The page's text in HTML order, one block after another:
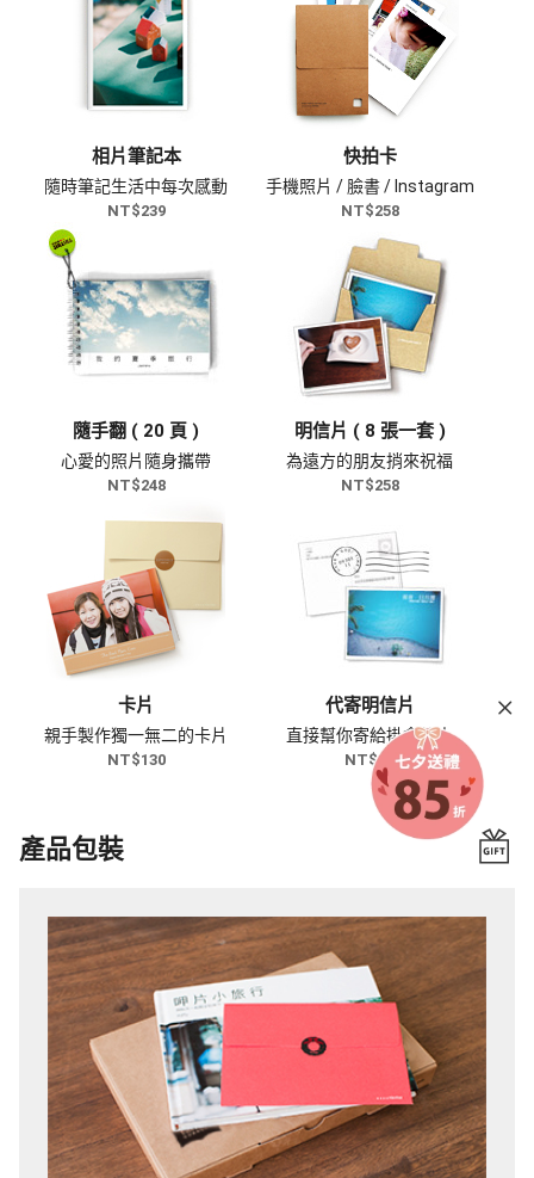
相片筆記本
隨時筆記生活中每次感動
NT$239
快拍卡
手機照片 / 臉書 / Instagram
NT$258
隨手翻 ( 20 頁 )
心愛的照片隨身攜帶
NT$248
明信片 ( 8 張一套 )
為遠方的朋友捎來祝福
NT$258
卡片
親手製作獨一無二的卡片
NT$130
代寄明信片
直接幫你寄給掛念的人
NT$60
產品包裝